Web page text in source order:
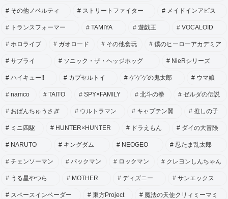
その他ノベルティ ストリートファイター メイドインアビス
トランスフォーマー TAMIYA 遊戯王 VOCALOID
ホロライブ ガオロード その他食玩 僕のヒーローアカデミア
サプライ ソニック・ザ・ヘッジホッグ NieRシリーズ
ハイキュー!! カプセルトイ ゲゲゲの鬼太郎 ウマ娘
namco TAITO SPY×FAMILY 北斗の拳 ゼルダの伝説
おぱんちゅうさぎ ウルトラマン キャプテン翼 推しの子
ミニ四駆 HUNTER×HUNTER ドラえもん ダイの大冒険
NARUTO キングダム NEOGEO 忍たま乱太郎
チェンソーマン パックマン ロックマン クレヨンしんちゃん
うる星やつら MOTHER ディズニー サンエックス
スペースインベーダー 東方Project 魔法の天使クリィミーマミ